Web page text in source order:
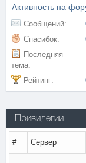
Активность на
Сообщений:
Спасибок:
Последняя
тема:
Рейтинг:
Привилегии
# Сервер